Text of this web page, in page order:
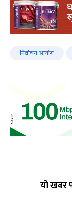
निर्वाचन आयोग
यो खबर